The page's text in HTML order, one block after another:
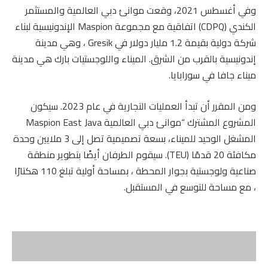
وفي أغسطس 2021، وقعت موانئ دبي العالمية والمستثمر
الكندي (CDPQ) اتفاقية مع مجموعة Maspion الإندونيسية لبناء
شركة دولية بقيمة 1.2 مليار دولار في Gresik ، وهي مدينة
إندونيسية بالقرب من الشرق. الميناء واللوجستيات بارك هي مدينة
ميناء جافا في سورابايا.
ومن المقرر أن تبدأ العمليات التجارية في عام 2023. سيكون
المشروع المشترك “موانئ دبي العالمية Maspion East Java
المشغل الوحيد للميناء، بسعة تصميمية تصل إلى 3 ملايين وحدة
مكافئة 20 قدمًا (TEU). سيقوم الطرفان أيضًا بتطوير منطقة
صناعية ولوجستية بجوار المحطة ، بمساحة أولية تبلغ 110 هكتارًا
، مع مساحة للتوسع في المستقبل.